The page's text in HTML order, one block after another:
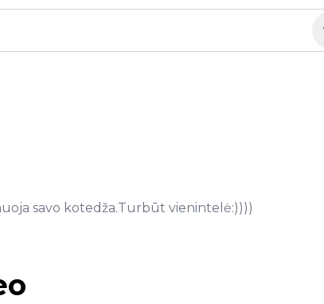
savo kotedža.Turbūt vienintelė:))))